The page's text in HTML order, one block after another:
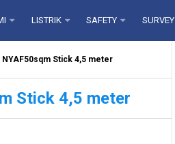
LISTRIK SAFETY SURVEY
Stick 4,5 meter
Stick 4,5 meter